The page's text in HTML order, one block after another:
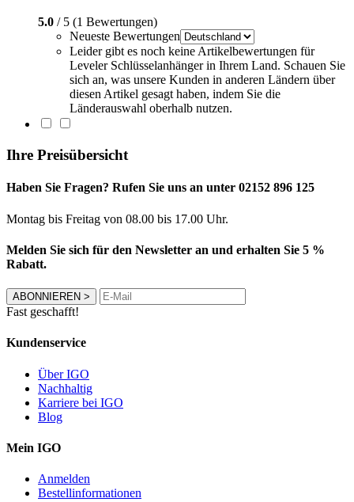
5.0 / 5 (1 Bewertungen)
Neueste Bewertungen
Leider gibt es noch keine Artikelbewertungen für
Leveler Schlüsselanhänger in Ihrem Land. Schauen Sie
sich an, was unsere Kunden in anderen Ländern über
diesen Artikel gesagt haben, indem Sie die
Länderauswahl oberhalb nutzen.
Ihre Preisübersicht
Haben Sie Fragen? Rufen Sie uns an unter 02152 896 125
Montag bis Freitag von 08.00 bis 17.00 Uhr.
Melden Sie sich für den Newsletter an und erhalten Sie 5 %
Rabatt.
ABONNIEREN >
Fast geschafft!
Kundenservice
Über IGO
Nachhaltig
Karriere bei IGO
Blog
Mein IGO
Anmelden
Bestellinformationen